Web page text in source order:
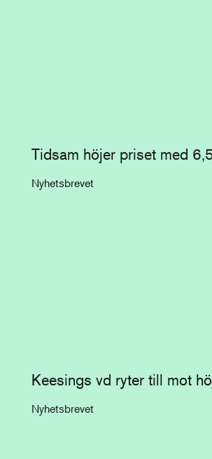
Tidsam höjer priset med
Nyhetsbrevet
Keesings vd ryter till mot
Nyhetsbrevet